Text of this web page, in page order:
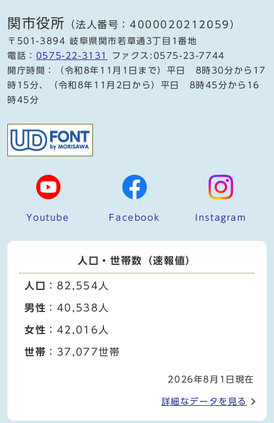
関市役所 （法人番号：4000020212059）
〒501-3894 岐阜県関市若草通3丁目1番地
電話： 0575-22-3131
ファクス:0575-23-7744
開庁時間：（令和8年11月1日まで）平日 8時30分から17
時15分、（令和8年11月2日から）平日 8時45分から16
時45分
Youtube Facebook Instagram
人口・世帯数（速報値）
人口 ：82,554人
男性 ：40,538人
女性 ：42,016人
世帯 ：37,077世帯
2026年8月1日現在
詳細なデータを見る